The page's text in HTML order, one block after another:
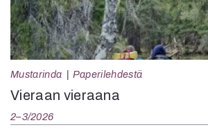
Mustarinda Paperilehdestä
Vieraan vieraana
2–3/2026